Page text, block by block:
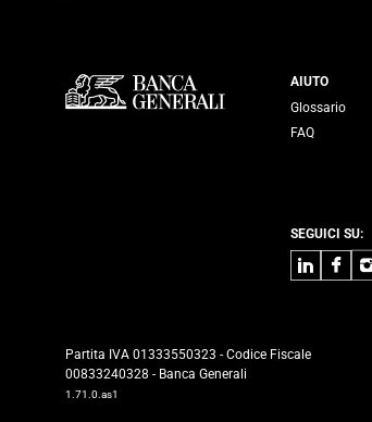
AIUTO
Glossario
FAQ
SEGUICI SU:
LinkedIn
Partita IVA 01333550323 - Codice Fiscale
00833240328 - Banca Generali
1.71.0.as1